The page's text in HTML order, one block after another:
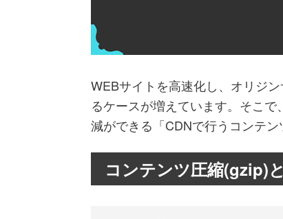
WEBサイトを高速化し、オリジ
るケースが増えています。そこ
減ができる「CDNで行うコンテン
コンテンツ圧縮(gzip)